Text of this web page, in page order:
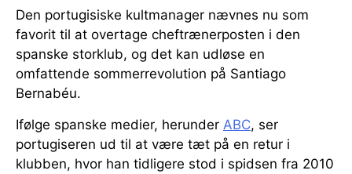
Den portugisiske kultmanager nævnes nu som
favorit til at overtage cheftrænerposten i den
spanske storklub, og det kan udløse en
omfattende sommerrevolution på Santiago
Bernabéu.
Ifølge spanske medier, herunder ABC, ser
portugiseren ud til at være tæt på en retur i
klubben, hvor han tidligere stod i spidsen fra 2010